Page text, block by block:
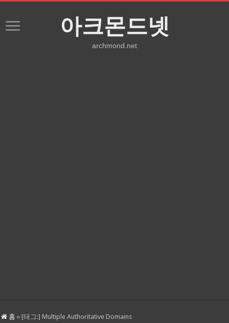
아크몬드넷
archmond.net
홈 » [태그:]Multiple Authoritative Domains